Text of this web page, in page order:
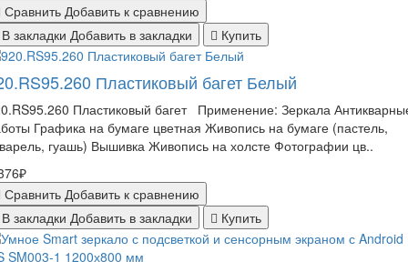
Сравнить Добавить к сравнению
закладки Добавить в закладки Купить
Пластиковый багет Белый
Пластиковый багет Применение: Зеркала
Графика на бумаге цветная Живопись на бумаге (пастель,
гуашь) Вышивка Живопись на холсте Фотографии цв..
Сравнить Добавить к сравнению
закладки Добавить в закладки Купить